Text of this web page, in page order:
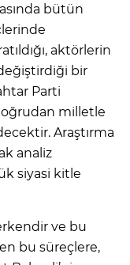
bütün
aktörlerin
bir
Parti
milletle
Araştırma
analiz
siyasi kitle
ve bu
bu süreçlere,